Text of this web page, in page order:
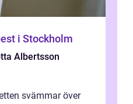
i Stockholm
Albertsson
svämmar över